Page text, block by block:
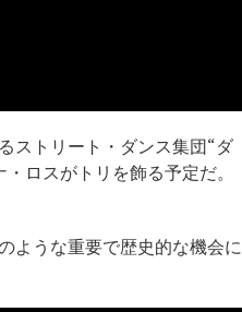
ストリート・ダンス集団“ダ
ロスがトリを飾る予定だ。
ような重要で歴史的な機会に